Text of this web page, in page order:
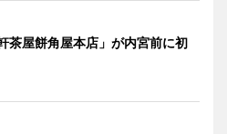
茶屋餅角屋本店」が内宮前に初